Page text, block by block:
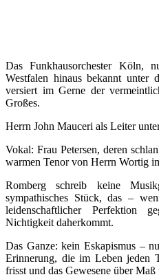
Das Funkhausorchester Köln,
Westfalen hinaus bekannt unter
versiert im Gerne der
Großes.
Herrn John Mauceri als Leiter
Vokal: Frau Petersen, deren
warmen Tenor von Herrn Wortig
Romberg schreib keine
sympathisches Stück, das –
leidenschaftlicher Perfektion
Nichtigkeit daherkommt.
Das Ganze: kein Eskapismus –
Erinnerung, die im Leben jeden
frisst und das Gewesene über Maß